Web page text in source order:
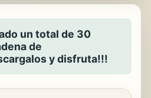
un total de 30
de
y disfruta!!!